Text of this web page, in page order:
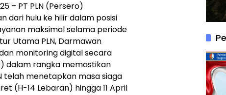
– PT PLN (Persero)
dari hulu ke hilir dalam posisi
maksimal selama periode
Utama PLN, Darmawan
monitoring digital secara
dalam rangka memastikan
telah menetapkan masa siaga
(H-14 Lebaran) hingga 11 April